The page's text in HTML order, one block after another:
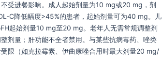
受进餐影响。成人起始剂量为10 mg或20 mg，剂
C降低幅度>45%的患者，起始剂量可为40 mg。儿
起始剂量10 mg至20 mg。老年人无需常规调整剂
剂量；肝功能不全者禁用。与某些抗病毒药、唑类
限（如克拉霉素、伊曲康唑合用时最大剂量20 mg/